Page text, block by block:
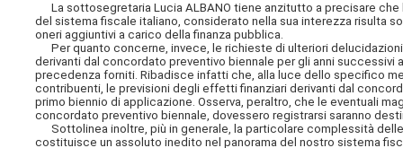
La sottosegretaria Lucia ALBANO tiene anzitutto a precisare
del sistema fiscale italiano, considerato nella sua interezza risulta
oneri aggiuntivi a carico della finanza pubblica.
Per quanto concerne, invece, le richieste di ulteriori
derivanti dal concordato preventivo biennale per gli anni successivi
precedenza forniti. Ribadisce infatti che, alla luce dello specifico
contribuenti, le previsioni degli effetti finanziari derivanti dal
primo biennio di applicazione. Osserva, peraltro, che le eventuali
concordato preventivo biennale, dovessero registrarsi saranno
Sottolinea inoltre, più in generale, la particolare complessità
costituisce un assoluto inedito nel panorama del nostro sistema